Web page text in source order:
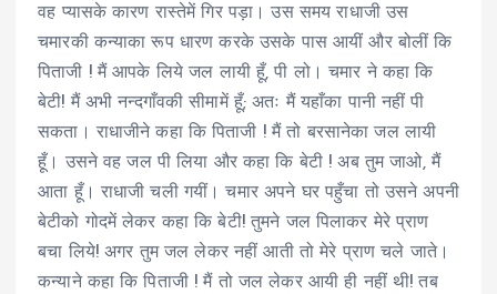
वह प्यासके कारण रास्तेमें गिर पड़ा। उस समय राधाजी उस
चमारकी कन्याका रूप धारण करके उसके पास आयीं और बोलीं कि
पिताजी ! मैं आपके लिये जल लायी हूँ, पी लो। चमार ने कहा कि
बेटी! मैं अभी नन्दगाँवकी सीमामें हूँ; अतः मैं यहाँका पानी नहीं पी
सकता। राधाजीने कहा कि पिताजी ! मैं तो बरसानेका जल लायी
हूँ। उसने वह जल पी लिया और कहा कि बेटी ! अब तुम जाओ, मैं
आता हूँ। राधाजी चली गयीं। चमार अपने घर पहुँचा तो उसने अपनी
बेटीको गोदमें लेकर कहा कि बेटी! तुमने जल पिलाकर मेरे प्राण
बचा लिये! अगर तुम जल लेकर नहीं आती तो मेरे प्राण चले जाते।
कन्याने कहा कि पिताजी ! मैं तो जल लेकर आयी ही नहीं थी! तब